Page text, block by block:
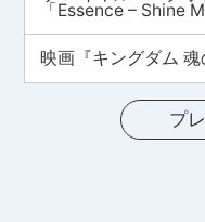
「Essence – Shine
映画『キングダム
プ